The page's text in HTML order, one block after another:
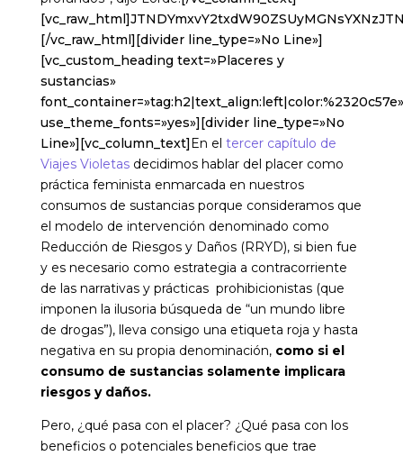
En el tercer capítulo de
Viajes Violetasdecidimos hablar del placer como
práctica feminista enmarcada en nuestros
consumos de sustancias porque consideramos que
el modelo de intervención denominado como
Reducción de Riesgos y Daños (RRYD), si bien fue
y es necesario como estrategia a contracorriente
de las narrativas y prácticas prohibicionistas (que
imponen la ilusoria búsqueda de “un mundo libre
de drogas”), lleva consigo una etiqueta roja y hasta
negativa en su propia denominación, como si el
consumo de sustancias solamente implicara
riesgos y daños.
Pero, ¿qué pasa con el placer? ¿Qué pasa con los
beneficios o potenciales beneficios que trae